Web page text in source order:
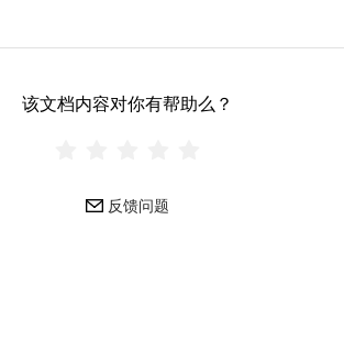
该文档内容对你有帮助么？
反馈问题